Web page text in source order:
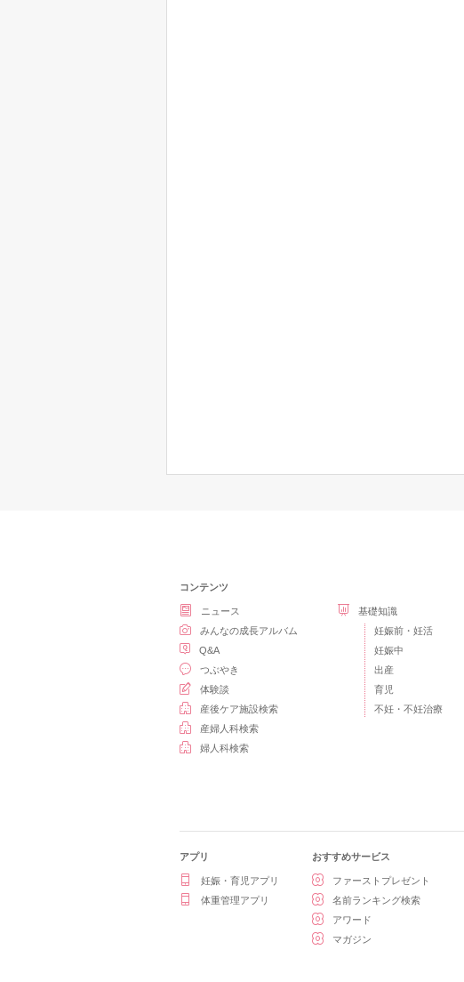
コンテンツ
ニュース
みんなの成長アルバム
Q&A
つぶやき
体験談
産後ケア施設検索
産婦人科検索
婦人科検索
基礎知識
妊娠前・妊活
妊娠中
出産
育児
不妊・不妊治療
アプリ
妊娠・育児アプリ
体重管理アプリ
おすすめサービス
ファーストプレゼント
名前ランキング検索
アワード
マガジン